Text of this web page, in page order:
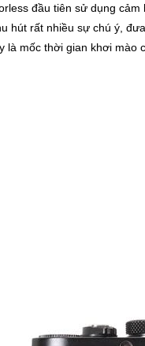
đầu tiên sử dụng cảm
hút rất nhiều sự chú ý,
là mốc thời gian khơi mào